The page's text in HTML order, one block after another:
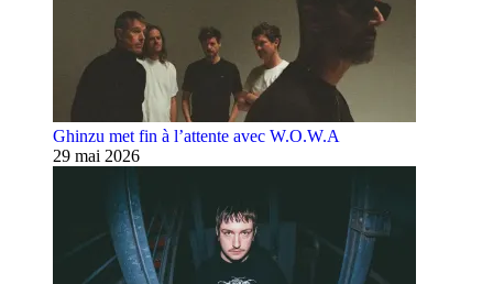
Ghinzu met fin à l’attente avec W.O.W.A
29 mai 2026